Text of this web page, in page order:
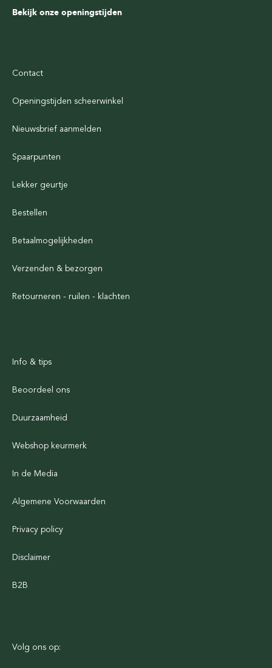
Bekijk onze openingstijden
Contact
Openingstijden scheerwinkel
Nieuwsbrief aanmelden
Spaarpunten
Lekker geurtje
Bestellen
Betaalmogelijkheden
Verzenden & bezorgen
Retourneren - ruilen - klachten
Info & tips
Beoordeel ons
Duurzaamheid
Webshop keurmerk
In de Media
Algemene Voorwaarden
Privacy policy
Disclaimer
B2B
Volg ons op: